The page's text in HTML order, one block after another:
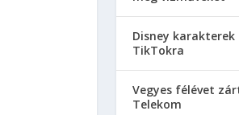
Disney karakterek
TikTokra
Vegyes félévet
Telekom